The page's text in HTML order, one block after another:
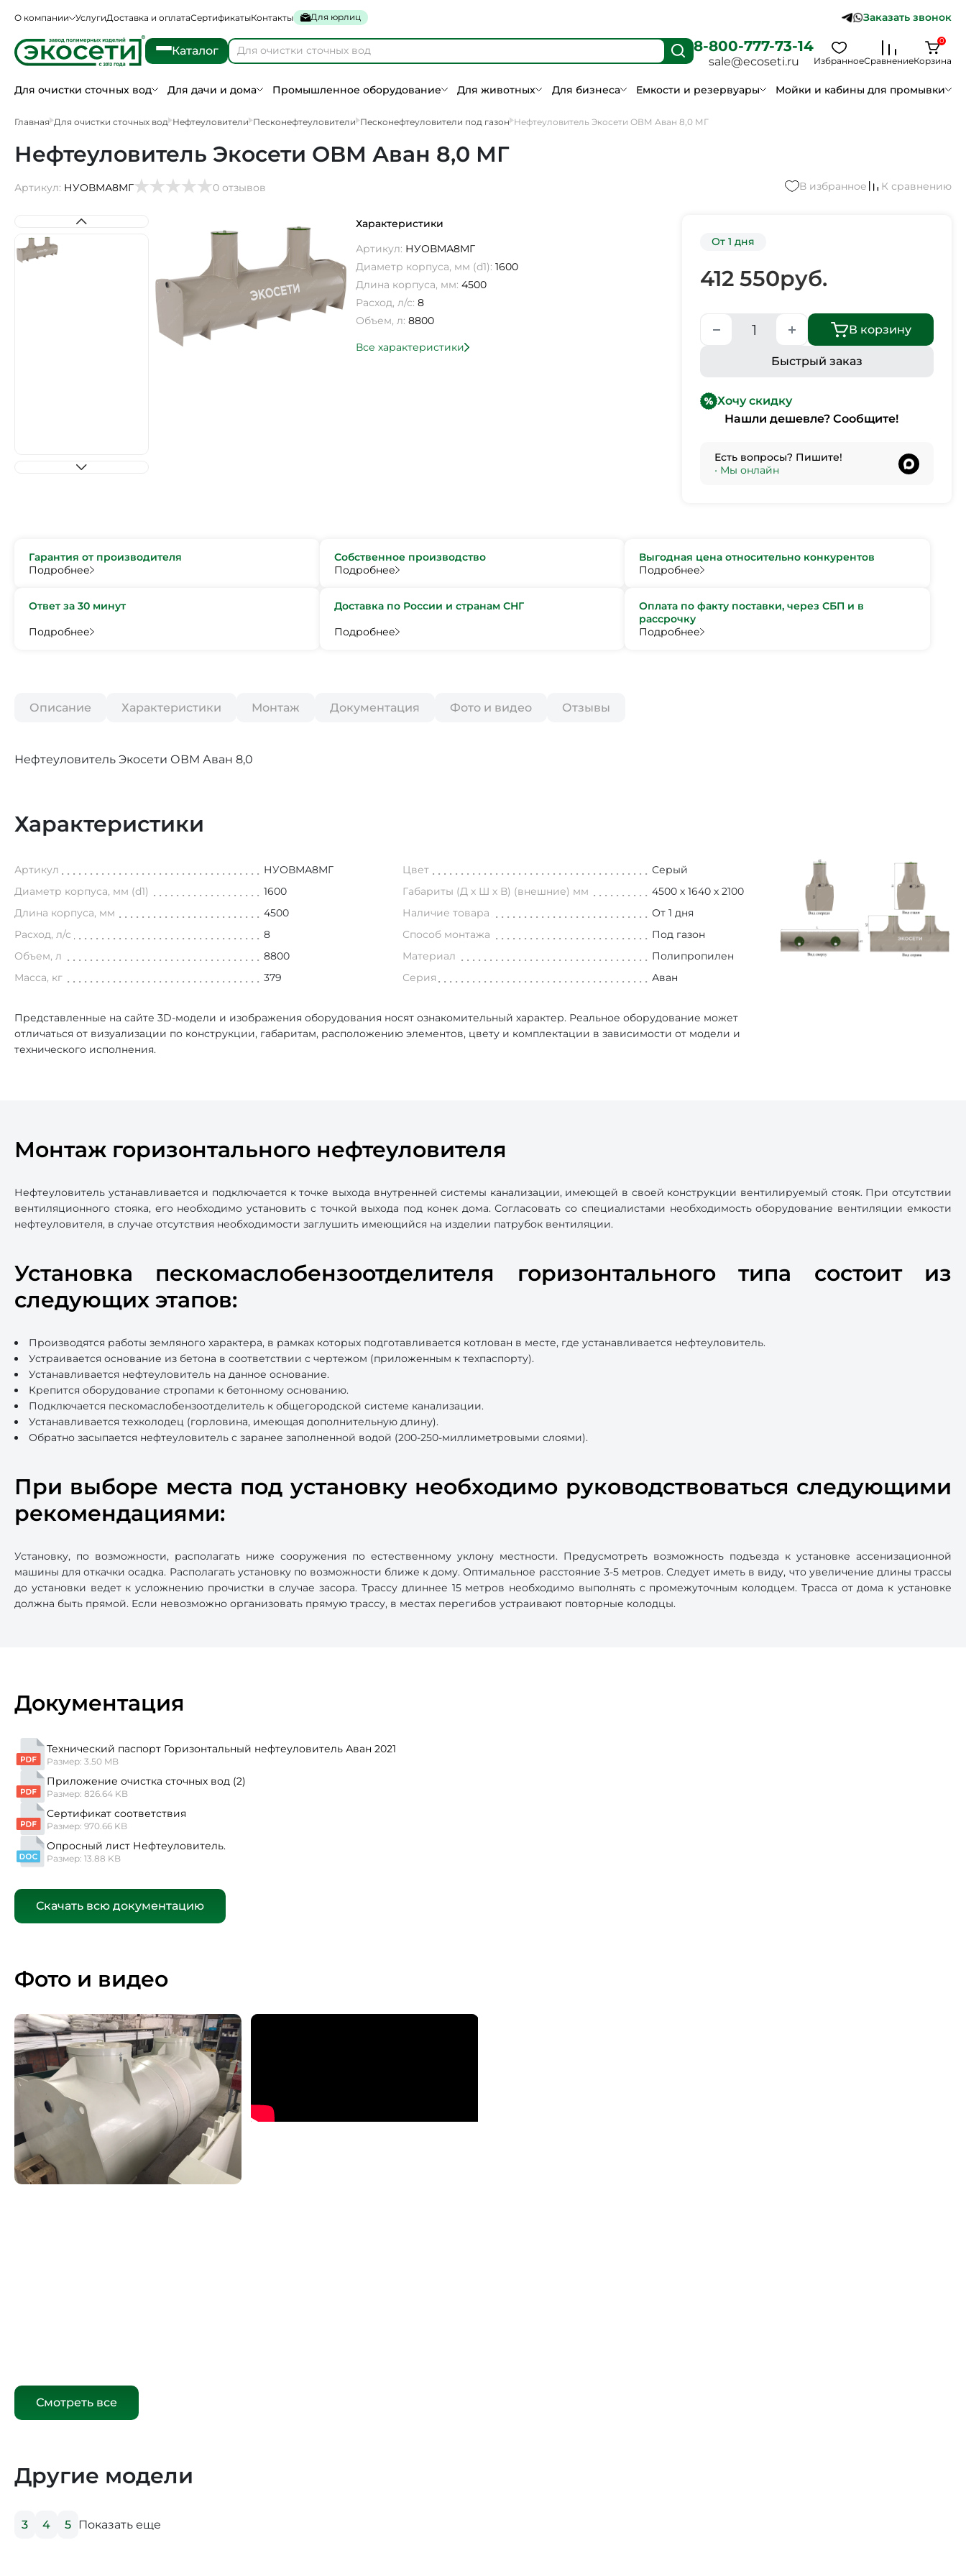
О компании УслугиДоставка и оплатаСертификатыКонтакты Для юрлиц Заказать звонок
Каталог 8-800-777-73-14
sale@ecoseti.ru ИзбранноеСравнениеКорзина
0
Для очистки сточных вод Для дачи и дома Промышленное оборудование Для животных Для бизнеса Емкости и резервуары Мойки и кабины для промывки
Главная Для очистки сточных вод Нефтеуловители Песконефтеуловители Песконефтеуловители под газон Нефтеуловитель Экосети ОВМ Аван 8,0 МГ
Нефтеуловитель Экосети ОВМ Аван 8,0 МГ
Артикул: НУОВМА8МГ 0 отзывов В избранное К сравнению
Характеристики
Артикул: НУОВМА8МГ
Диаметр корпуса, мм (d1): 1600
Длина корпуса, мм: 4500
Расход, л/с: 8
Объем, л: 8800
Все характеристики
От 1 дня
412 550руб.
В корзину
Быстрый заказ
Хочу скидку
Нашли дешевле? Сообщите!
Есть вопросы? Пишите!
• Мы онлайн
Гарантия от производителя
Подробнее
Собственное производство
Подробнее
Выгодная цена относительно конкурентов
Подробнее
Ответ за 30 минут
Подробнее
Доставка по России и странам СНГ
Подробнее
Оплата по факту поставки, через СБП и в
рассрочку
Подробнее
Описание Характеристики Монтаж Документация Фото и видео Отзывы
Нефтеуловитель Экосети ОВМ Аван 8,0
Характеристики
Артикул
НУОВМА8МГ
Диаметр корпуса, мм (d1)
1600
Длина корпуса, мм
4500
Расход, л/с
8
Объем, л
8800
Масса, кг
379
Цвет
Серый
Габариты (Д х Ш х В) (внешние) мм
4500 х 1640 х 2100
Наличие товара
От 1 дня
Способ монтажа
Под газон
Материал
Полипропилен
Серия
Аван
Представленные на сайте 3D-модели и изображения оборудования носят ознакомительный характер. Реальное оборудование может
отличаться от визуализации по конструкции, габаритам, расположению элементов, цвету и комплектации в зависимости от модели и
технического исполнения.
Монтаж горизонтального нефтеуловителя
Нефтеуловитель устанавливается и подключается к точке выхода внутренней системы канализации, имеющей в своей конструкции вентилируемый стояк. При отсутствии
вентиляционного стояка, его необходимо установить с точкой выхода под конек дома. Согласовать со специалистами необходимость оборудование вентиляции емкости
нефтеуловителя, в случае отсутствия необходимости заглушить имеющийся на изделии патрубок вентиляции.
Установка пескомаслобензоотделителя горизонтального типа состоит из
следующих этапов:
Производятся работы земляного характера, в рамках которых подготавливается котлован в месте, где устанавливается нефтеуловитель.
Устраивается основание из бетона в соответствии с чертежом (приложенным к техпаспорту).
Устанавливается нефтеуловитель на данное основание.
Крепится оборудование стропами к бетонному основанию.
Подключается пескомаслобензоотделитель к общегородской системе канализации.
Устанавливается техколодец (горловина, имеющая дополнительную длину).
Обратно засыпается нефтеуловитель с заранее заполненной водой (200-250-миллиметровыми слоями).
При выборе места под установку необходимо руководствоваться следующими
рекомендациями:
Установку, по возможности, располагать ниже сооружения по естественному уклону местности. Предусмотреть возможность подъезда к установке ассенизационной
машины для откачки осадка. Располагать установку по возможности ближе к дому. Оптимальное расстояние 3-5 метров. Следует иметь в виду, что увеличение длины трассы
до установки ведет к усложнению прочистки в случае засора. Трассу длиннее 15 метров необходимо выполнять с промежуточным колодцем. Трасса от дома к установке
должна быть прямой. Если невозможно организовать прямую трассу, в местах перегибов устраивают повторные колодцы.
Документация
Технический паспорт Горизонтальный нефтеуловитель Аван 2021
Размер: 3.50 MB
Приложение очистка сточных вод (2)
Размер: 826.64 KB
Сертификат соответствия
Размер: 970.66 KB
Опросный лист Нефтеуловитель.
Размер: 13.88 KB
Скачать всю документацию
Фото и видео
Смотреть все
Другие модели
3 4 5 Показать еще